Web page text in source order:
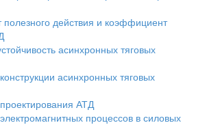
действия и коэффициент
асинхронных тяговых
асинхронных тяговых
АТД
процессов в силовых